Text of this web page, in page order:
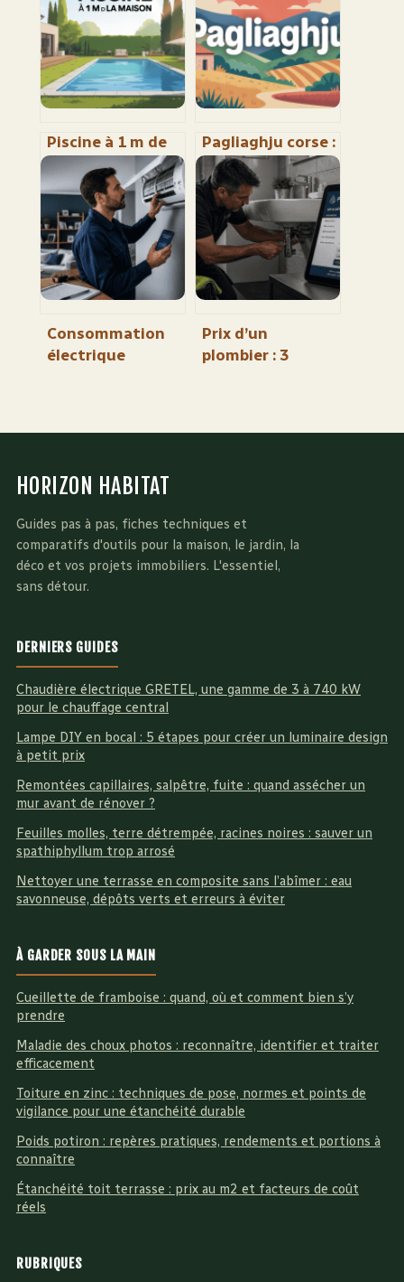
Piscine à 1 m de
la maison : ce que
la loi permet
vraiment
Pagliaghju corse :
comprendre ce
lieu-dit et bien
s’y retrouver
Consommation
électrique
Prix d’un
plombier : 3
HORIZON HABITAT
Guides pas à pas, fiches techniques et
comparatifs d'outils pour la maison, le jardin, la
déco et vos projets immobiliers. L'essentiel,
sans détour.
DERNIERS GUIDES
Chaudière électrique GRETEL, une gamme de 3 à 740 kW
pour le chauffage central
Lampe DIY en bocal : 5 étapes pour créer un luminaire design
à petit prix
Remontées capillaires, salpêtre, fuite : quand assécher un
mur avant de rénover ?
Feuilles molles, terre détrempée, racines noires : sauver un
spathiphyllum trop arrosé
Nettoyer une terrasse en composite sans l’abîmer : eau
savonneuse, dépôts verts et erreurs à éviter
À GARDER SOUS LA MAIN
Cueillette de framboise : quand, où et comment bien s’y
prendre
Maladie des choux photos : reconnaître, identifier et traiter
efficacement
Toiture en zinc : techniques de pose, normes et points de
vigilance pour une étanchéité durable
Poids potiron : repères pratiques, rendements et portions à
connaître
Étanchéité toit terrasse : prix au m2 et facteurs de coût
réels
RUBRIQUES